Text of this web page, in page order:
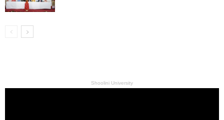
Shoolini University